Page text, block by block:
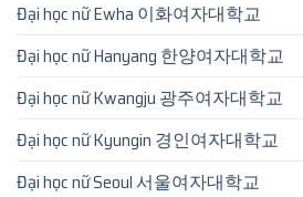
Đại học nữ Ewha 이화여자대학교
Đại học nữ Hanyang 한양여자대학교
Đại học nữ Kwangju 광주여자대학교
Đại học nữ Kyungin 경인여자대학교
Đại học nữ Seoul 서울여자대학교